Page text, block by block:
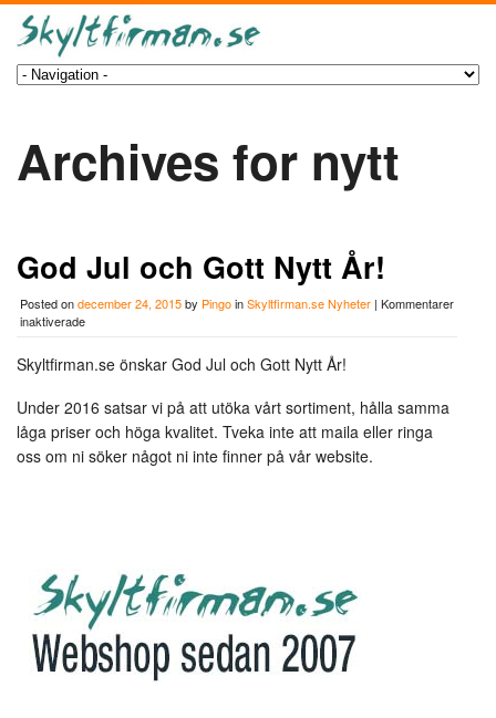
Archives for nytt
God Jul och Gott Nytt År!
Posted ondecember 24, 2015by PingoinSkyltfirman.se Nyheter | Kommentarer
inaktiveradeför
och
Nytt
År!
Skyltfirman.se önskar God Jul och Gott Nytt År!
Under 2016 satsar vi på att utöka vårt sortiment, hålla samma
låga priser och höga kvalitet. Tveka inte att maila eller ringa
oss om ni söker något ni inte finner på vår website.